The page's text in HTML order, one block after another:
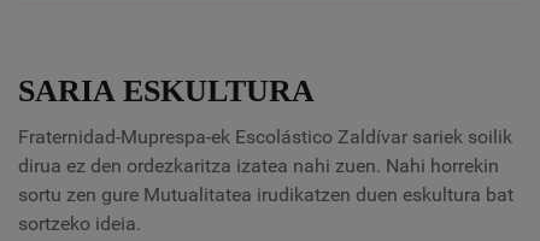
SARIA ESKULTURA
Fraternidad-Muprespa-ek Escolástico Zaldívar sariek soilik
dirua ez den ordezkaritza izatea nahi zuen. Nahi horrekin
sortu zen gure Mutualitatea irudikatzen duen eskultura bat
sortzeko ideia.